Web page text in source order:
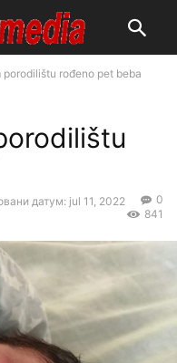
rođeno pet beba
датум: jul 11, 2022
0
841